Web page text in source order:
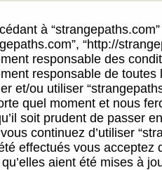
à
“http://
responsable des
responsable de
et/ou utiliser
quel moment et nous
soit prudent de passer
continuez d’utiliser
effectués vous acceptez
aient été mises à